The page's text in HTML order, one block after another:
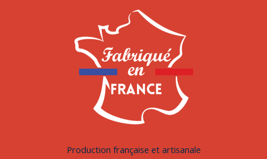
Production française et artisanale